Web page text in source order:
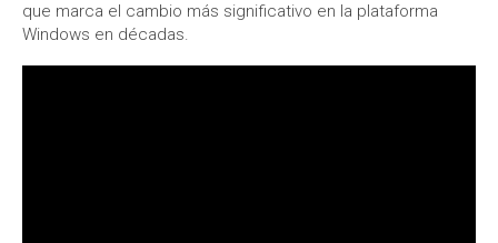
que marca el cambio más significativo en la plataforma
Windows en décadas.